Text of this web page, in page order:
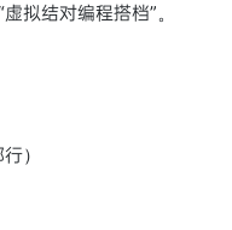
拟结对编程搭档”。
）